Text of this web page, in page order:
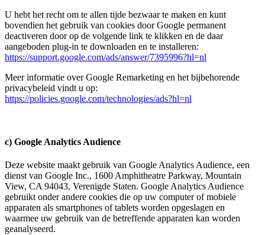
U hebt het recht om te allen tijde bezwaar te maken en kunt
bovendien het gebruik van cookies door Google permanent
deactiveren door op de volgende link te klikken en de daar
aangeboden plug-in te downloaden en te installeren:
https://support.google.com/ads/answer/7395996?hl=nl
Meer informatie over Google Remarketing en het bijbehorende
privacybeleid vindt u op:
https://policies.google.com/technologies/ads?hl=nl
c) Google Analytics Audience
Deze website maakt gebruik van Google Analytics Audience, een
dienst van Google Inc., 1600 Amphitheatre Parkway, Mountain
View, CA 94043, Verenigde Staten. Google Analytics Audience
gebruikt onder andere cookies die op uw computer of mobiele
apparaten als smartphones of tablets worden opgeslagen en
waarmee uw gebruik van de betreffende apparaten kan worden
geanalyseerd.